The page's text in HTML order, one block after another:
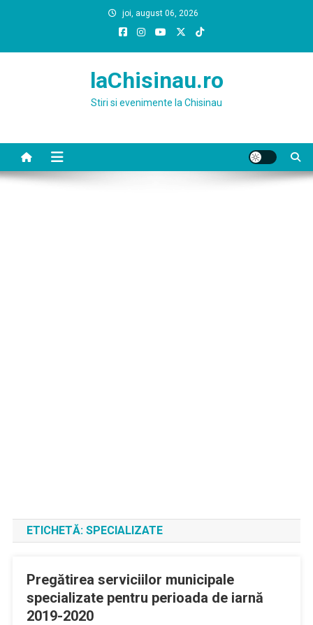
joi, august 06, 2026
laChisinau.ro
Stiri si evenimente la Chisinau
ETICHETĂ: SPECIALIZATE
Pregătirea serviciilor municipale
specializate pentru perioada de iarnă
2019-2020